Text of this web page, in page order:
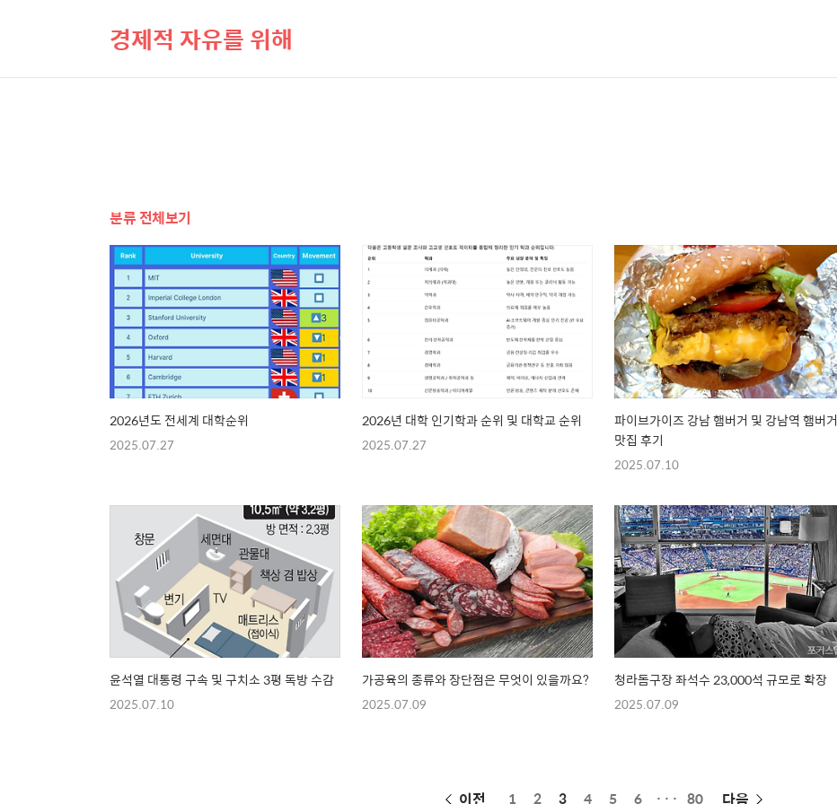
경제적 자유를 위해
분류 전체보기
2026년도 전세계 대학순위
2025.07.27
2026년 대학 인기학과 순위 및 대학교 순위
2025.07.27
파이브가이즈 강남 햄버거 및 강남역 햄버거
맛집 후기
2025.07.10
윤석열 대통령 구속 및 구치소 3평 독방 수감
2025.07.10
가공육의 종류와 장단점은 무엇이 있을까요?
2025.07.09
청라돔구장 좌석수 23,000석 규모로 확장
2025.07.09
이전 1 2 3 4 5 6 ··· 80 다음